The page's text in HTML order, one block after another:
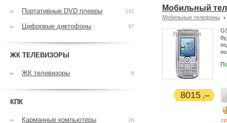
Мобильный
Мобильные телефоны
8015
Портативные DVD плееры 141
Цифровые диктофоны 97
ЖК ТЕЛЕВИЗОРЫ
ЖК телевизоры 8
КПК
Карманные компьютеры 26